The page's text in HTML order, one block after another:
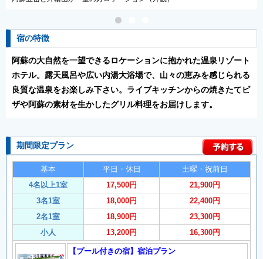
宿の特徴
阿蘇の大自然を一望できるロケーションに抱かれた温泉リゾート
ホテル。露天風呂や広い内湯大浴場で、山々の恵みを感じられる
良質な温泉をお楽しみ下さい。ライブキッチンからの焼きたてピ
ザや阿蘇の素材を生かしたグリル料理をお届けします。
期間限定プラン
基本 平日・休日
土曜・祝前日
4名以上1室
17,500円
21,900円
3名1室
18,000円
22,400円
2名1室
18,900円
23,300円
小人
13,200円 16,300円
【プール付きの宿】宿泊プラン